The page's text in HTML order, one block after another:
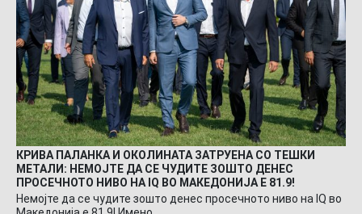
КРИВА ПАЛАНКА И ОКОЛИНАТА ЗАТРУЕНА СО ТЕШКИ
МЕТАЛИ: НЕМОЈТЕ ДА СЕ ЧУДИТЕ ЗОШТО ДЕНЕС
ПРОСЕЧНОТО НИВО НА IQ ВО МАКЕДОНИЈА Е 81.9!
Немојте да се чудите зошто денес просечното ниво на IQ во